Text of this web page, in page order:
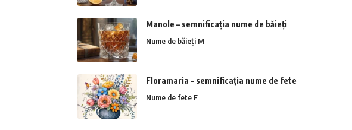
Manole – semnificația nume de băieți
Nume de băieți M
Floramaria – semnificația nume de fete
Nume de fete F